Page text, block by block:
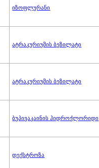
იზოფლურანი
ატრაკურიუმის ბეზილატი
ატრაკურიუმის ბეზილატი
ბუპივაკაინის ჰიდროქლორიდი
დექსტროზა